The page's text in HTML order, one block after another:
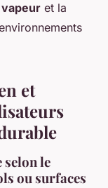
et la
et
selon le
ou surfaces